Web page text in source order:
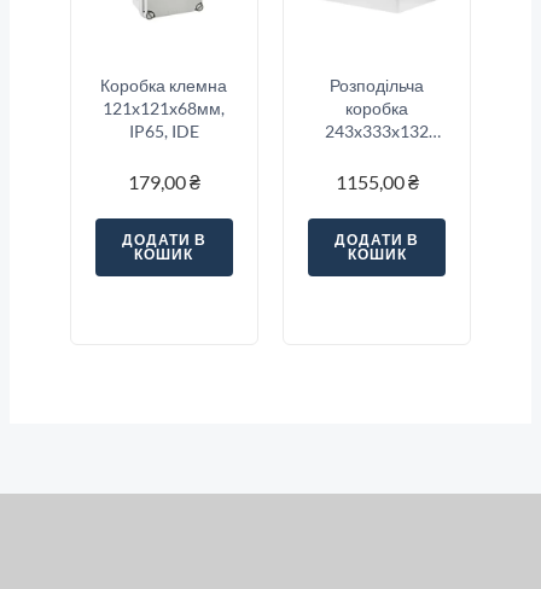
Коробка клемна
121x121x68мм,
IP65, IDE
179,00₴
ДОДАТИ В
КОШИК
Розподільча
коробка
243x333x132
1155,00₴
ДОДАТИ В
КОШИК